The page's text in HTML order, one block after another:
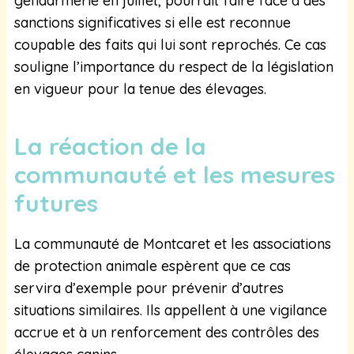
sanctions significatives si elle est reconnue
coupable des faits qui lui sont reprochés. Ce cas
souligne l’importance du respect de la législation
en vigueur pour la tenue des élevages.
La réaction de la
communauté et les mesures
futures
La communauté de Montcaret et les associations
de protection animale espèrent que ce cas
servira d’exemple pour prévenir d’autres
situations similaires. Ils appellent à une vigilance
accrue et à un renforcement des contrôles des